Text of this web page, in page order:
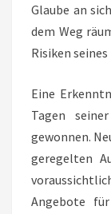
Glaube an
dem Weg
Risiken
Eine
Tagen
gewonnen.
geregelten
Angebote